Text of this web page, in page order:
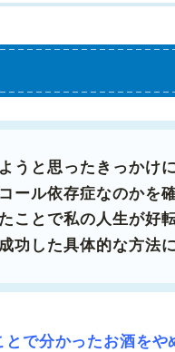
うと思ったきっかけ
ール依存症なのかを
ことで私の人生が好
功した具体的な方法に
で分かったお酒を